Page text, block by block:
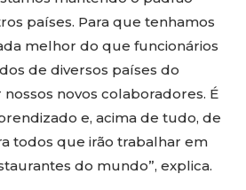
países. Para que tenhamos
melhor do que funcionários
de diversos países do
novos colaboradores. É
e, acima de tudo, de
todos que irão trabalhar em
do mundo”, explica.